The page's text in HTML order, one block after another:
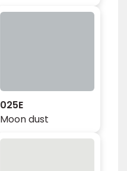
025E
Moon dust